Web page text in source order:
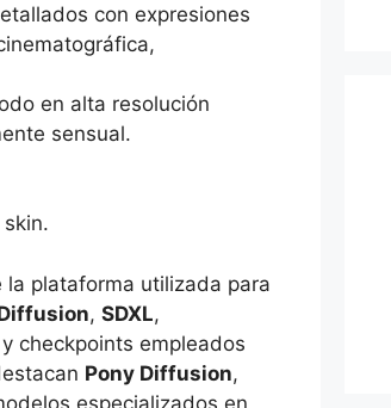
con expresiones
en alta resolución
sensual.
plataforma utilizada para
, SDXL,
checkpoints empleados
Pony Diffusion,
especializados en